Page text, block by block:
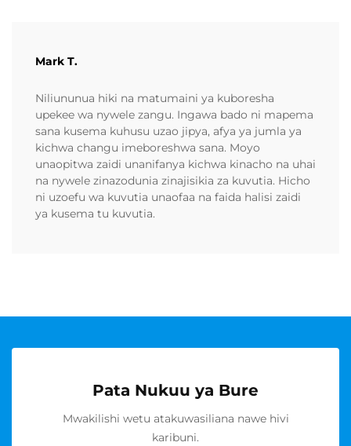
Mark T.
Niliununua hiki na matumaini ya kuboresha
upekee wa nywele zangu. Ingawa bado ni mapema
sana kusema kuhusu uzao jipya, afya ya jumla ya
kichwa changu imeboreshwa sana. Moyo
unaopitwa zaidi unanifanya kichwa kinacho na uhai
na nywele zinazodunia zinajisikia za kuvutia. Hicho
ni uzoefu wa kuvutia unaofaa na faida halisi zaidi
ya kusema tu kuvutia.
Pata Nukuu ya Bure
Mwakilishi wetu atakuwasiliana nawe hivi
karibuni.